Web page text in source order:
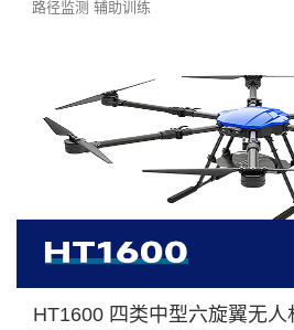
路径监测 辅助训练
HT1600 四类中型六旋翼无人